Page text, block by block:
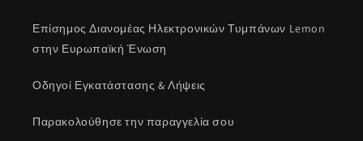
Επίσημος Διανομέας Ηλεκτρονικών Τυμπάνων Lemon
στην Ευρωπαϊκή Ένωση
Οδηγοί Εγκατάστασης & Λήψεις
Παρακολούθησε την παραγγελία σου